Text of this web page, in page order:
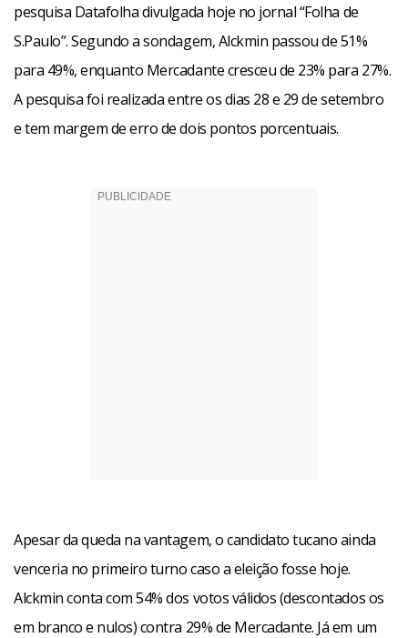
pesquisa Datafolha divulgada hoje no jornal “Folha de
S.Paulo”. Segundo a sondagem, Alckmin passou de 51%
para 49%, enquanto Mercadante cresceu de 23% para 27%.
A pesquisa foi realizada entre os dias 28 e 29 de setembro
e tem margem de erro de dois pontos porcentuais.
Apesar da queda na vantagem, o candidato tucano ainda
venceria no primeiro turno caso a eleição fosse hoje.
Alckmin conta com 54% dos votos válidos (descontados os
em branco e nulos) contra 29% de Mercadante. Já em um